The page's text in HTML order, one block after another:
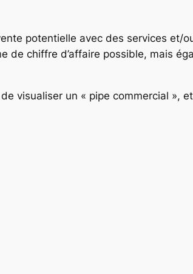
potentielle avec des services et/
de chiffre d’affaire possible, mais
visualiser un « pipe commercial »,